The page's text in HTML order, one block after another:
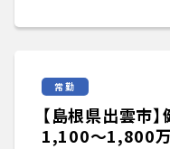
常勤
【島根県出雲市
1,100〜1,800